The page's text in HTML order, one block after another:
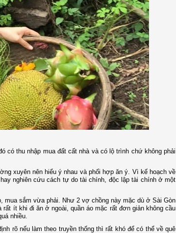
có thu nhập mua đất cất nhà và có lộ trình chứ không phải
xuyên nên hiểu ý nhau và phối hợp ăn ý. Vì kế hoạch về
nghiên cứu cách tự do tài chính, độc lập tài chính ở một
mua sắm vừa phải. Như 2 vợ chồng này mặc dù ở Sài Gòn
ít khi đi ăn ở ngoài, quần áo mặc rất đơn giản không cầu
nhiều.
rõ nếu làm theo truyền thống thì rất khó để có thể về quê